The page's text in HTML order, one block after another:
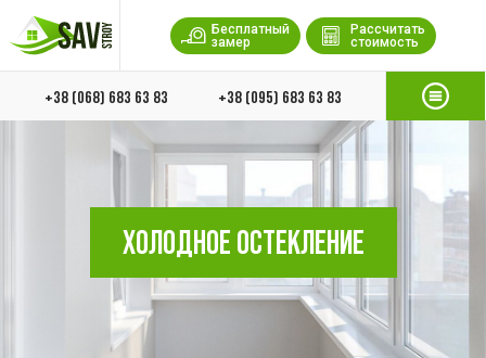
Бесплатный
замер
Рассчитать
стоимость
+38 (068) 683 63 83 +38 (095) 683 63 83
ХОЛОДНОЕ ОСТЕКЛЕНИЕ